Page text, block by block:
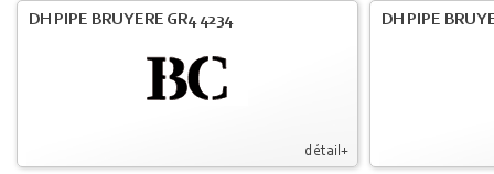
détail+
DH PIPE BRUYERE GR4 4234 DH PIPE